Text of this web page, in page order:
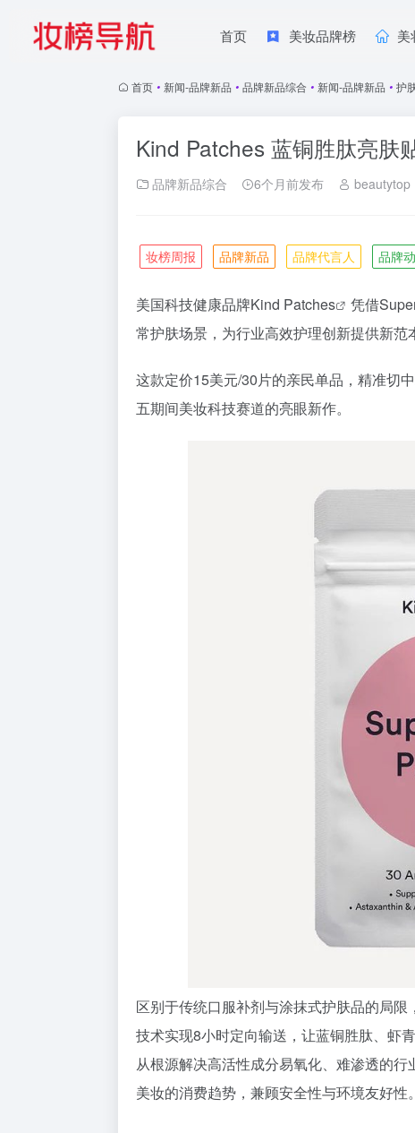
首页 美妆品牌榜 美
首页 • 新闻-品牌新品 • 品牌新品综合 • 新闻-品牌新品 • 护
Kind Patches 蓝铜胜肽亮肤
品牌新品综合 6个月前发布 beautytop
妆榜周报 品牌新品 品牌代言人 品牌
美国科技健康品牌Kind Patches
凭借
常护肤场景，为行业高效护理创新提供新范
这款定价15美元/30片的亲民单品，精准切
五期间美妆科技赛道的亮眼新作。
区别于传统口服补剂与涂抹式护肤品的局
技术实现8小时定向输送，让蓝铜胜肽、虾
从根源解决高活性成分易氧化、难渗透的
美妆的消费趋势，兼顾安全性与环境友好性。